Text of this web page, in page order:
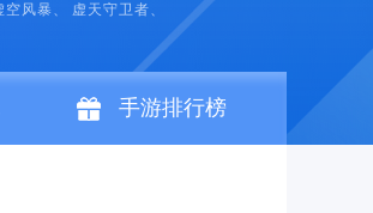
空风暴、 虚天守卫者、
手游排行榜